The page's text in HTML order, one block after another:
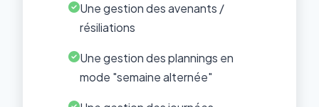
Une gestion des avenants /
résiliations
Une gestion des plannings en
mode "semaine alternée"